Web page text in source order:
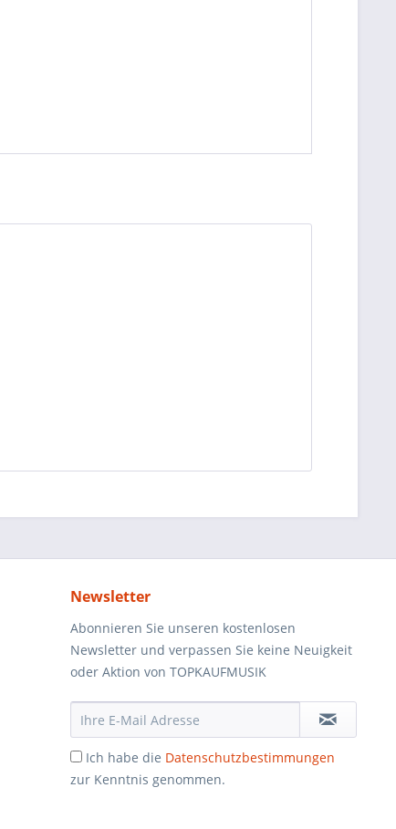
Newsletter
Abonnieren Sie unseren kostenlosen
Newsletter und verpassen Sie keine Neuigkeit
oder Aktion von TOPKAUFMUSIK
Ich habe die Datenschutzbestimmungen
zur Kenntnis genommen.